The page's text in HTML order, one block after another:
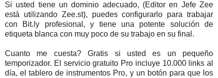
Si usted tiene un dominio adecuado, (Editor en Jefe Zee
está utilizando Zee.st), puedes configurarlo para trabajar
con Bit.ly profesional, y tiene una potente solución de
etiqueta blanca con muy poco de su trabajo en su final.
Cuanto me cuesta? Gratis si usted es un pequeño
temporizador. El servicio gratuito Pro incluye 10.000 links al
día, el tablero de instrumentos Pro, y un botón para que los